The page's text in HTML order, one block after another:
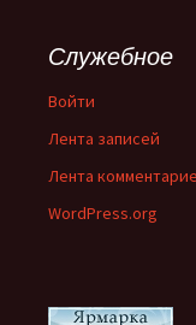
Служебное
Войти
Лента записей
Лента
WordPress.org